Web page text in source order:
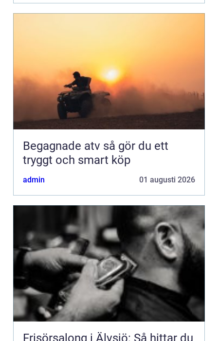
Begagnade atv så gör du ett
tryggt och smart köp
admin 01 augusti 2026
Frisörsalong i Älvsjö: Så hittar du